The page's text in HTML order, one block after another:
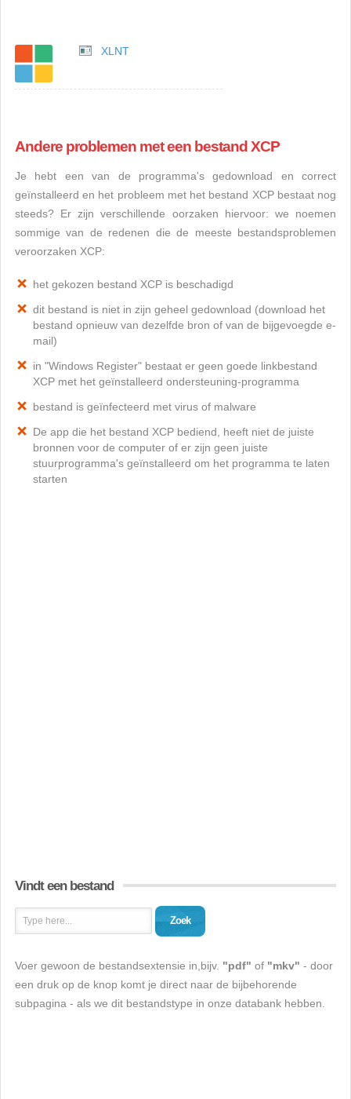
XLNT
Andere problemen met een bestand XCP
Je hebt een van de programma's gedownload en correct
geïnstalleerd en het probleem met het bestand XCP bestaat nog
steeds? Er zijn verschillende oorzaken hiervoor: we noemen
sommige van de redenen die de meeste bestandsproblemen
veroorzaken XCP:
het gekozen bestand XCP is beschadigd
dit bestand is niet in zijn geheel gedownload (download het
bestand opnieuw van dezelfde bron of van de bijgevoegde e-
mail)
in "Windows Register" bestaat er geen goede linkbestand
XCP met het geïnstalleerd ondersteuning-programma
bestand is geïnfecteerd met virus of malware
De app die het bestand XCP bediend, heeft niet de juiste
bronnen voor de computer of er zijn geen juiste
stuurprogramma's geïnstalleerd om het programma te laten
starten
Vindt een bestand
Zoek
Voer gewoon de bestandsextensie in,bijv. "pdf" of "mkv" - door
een druk op de knop komt je direct naar de bijbehorende
subpagina - als we dit bestandstype in onze databank hebben.